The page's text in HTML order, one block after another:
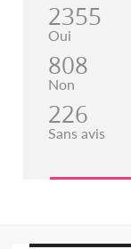
2355
Oui
808
Non
226
Sans avis